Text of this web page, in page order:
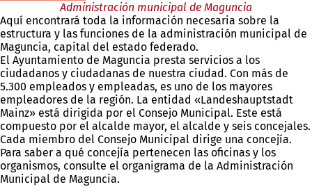
Administración municipal de Maguncia
Aquí encontrará toda la información necesaria sobre la
estructura y las funciones de la administración municipal de
Maguncia, capital del estado federado.
El Ayuntamiento de Maguncia presta servicios a los
ciudadanos y ciudadanas de nuestra ciudad. Con más de
5.300 empleados y empleadas, es uno de los mayores
empleadores de la región. La entidad «Landeshauptstadt
Mainz» está dirigida por el Consejo Municipal. Este está
compuesto por el alcalde mayor, el alcalde y seis concejales.
Cada miembro del Consejo Municipal dirige una concejía.
Para saber a qué concejía pertenecen las oficinas y los
organismos, consulte el organigrama de la Administración
Municipal de Maguncia.